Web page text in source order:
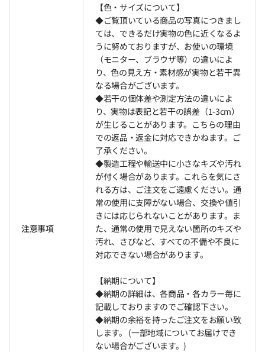
注意事項
【色・サイズについて】
◆ご覧頂いている商品の写真につきまし
ては、できるだけ実物の色に近くなるよ
うに努めておりますが、お使いの環境
（モニター、ブラウザ等）の違いによ
り、色の見え方・素材感が実物と若干異
なる場合がございます。
◆若干の個体差や測定方法の違いによ
り、実物は表記と若干の誤差（1-3cm）
が生じることがあります。こちらの理由
での返品・返金に対応できかねます。ご
了承ください。
◆製造工程や輸送中に小さなキズや汚れ
が付く場合があります。これらを気にさ
れる方は、ご注文をご遠慮ください。通
常の使用に支障がない場合、交換や値引
きには応じられないことがあります。ま
た、通常の使用で見えない箇所のキズや
汚れ、さびなど、すべての不備や不良に
対応できない場合があります。
【納期について】
◆納期の詳細は、各商品・各カラー毎に
記載しておりますのでご確認下さい。
◆納期の余裕を持ったご注文をお願い致
します。 (一部地域についてお届けでき
ない場合がございます。)